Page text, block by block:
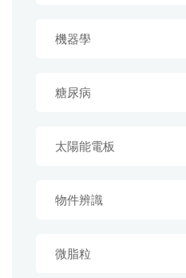
機器學
糖尿病
太陽能電板
物件辨識
微脂粒